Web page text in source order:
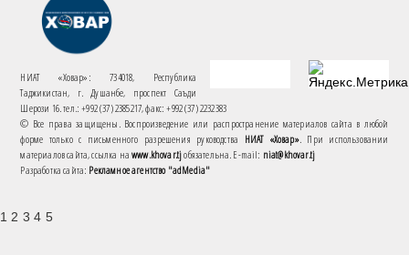
НИАТ «Ховар»: 734018, Республика
Таджикистан, г. Душанбе, проспект Саъди
Шерози 16. тел.: +992 (37) 2385217, факс: +992 (37) 2232383
© Все права защищены. Воспроизведение или распространение материалов сайта в любой
форме только с письменного разрешения руководства НИАТ «Ховар». При использовании
материалов сайта, ссылка наwww.khovar.tjобязательна. E-mail: niat@khovar.tj
Разработка сайта: Рекламное агентство "adMedia"
1 2 3 4 5